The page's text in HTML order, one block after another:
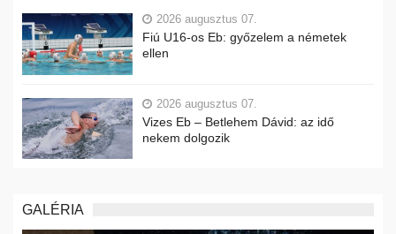
2026 augusztus 07.
Fiú U16-os Eb: győzelem a németek
ellen
2026 augusztus 07.
Vizes Eb – Betlehem Dávid: az idő
nekem dolgozik
GALÉRIA